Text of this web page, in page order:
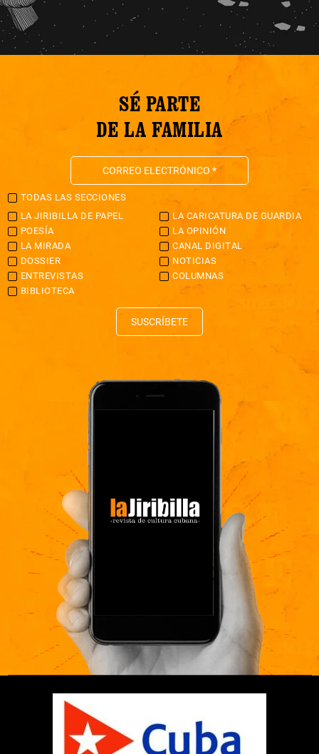
SÉ PARTE
DE LA FAMILIA
TODAS LAS SECCIONES
LA JIRIBILLA DE PAPEL
LA CARICATURA DE GUARDIA
POESÍA
LA OPINIÓN
LA MIRADA
CANAL DIGITAL
DOSSIER
NOTICIAS
ENTREVISTAS
COLUMNAS
BIBLIOTECA
SUSCRÍBETE